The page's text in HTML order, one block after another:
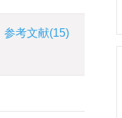
参考文献(15)